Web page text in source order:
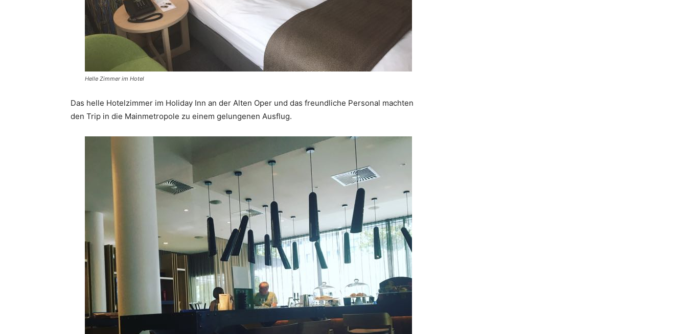
Helle Zimmer im Hotel
Das helle Hotelzimmer im Holiday Inn an der Alten Oper und das freundliche Personal machten
den Trip in die Mainmetropole zu einem gelungenen Ausflug.